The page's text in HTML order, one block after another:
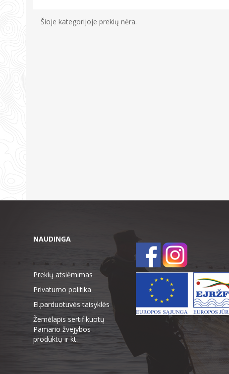
Šioje kategorijoje prekių nėra.
NAUDINGA
Prekių atsiėmimas
Privatumo politika
El.parduotuvės taisyklės
Žemėlapis sertifikuotų
Pamario žvejybos
produktų ir kt.